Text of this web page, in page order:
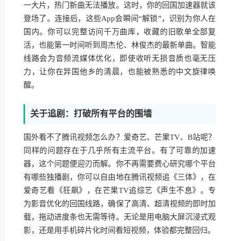
一大片，热门新曲无法播放。这时，你的回国加速器就该
登场了。连接后，这些App会瞬间“解锁”，识别为你人在
国内。你可以完整访问千万曲库，收藏的旧歌单全部复
活，也能第一时间听到周杰伦、林俊杰的最新单曲。智能
线路会为音频流媒体优化，即使收听无损音质也毫无压
力，让你在异国他乡的清晨，也能被熟悉的中文旋律唤
醒。
关于追剧：打破所有平台的围墙
国外看不了腾讯视频怎么办？爱奇艺、芒果TV、B站呢？
同样的问题存在于几乎所有主流平台。有了可靠的加速
器，这个问题便迎刃而解。你不再需要费心研究哪个平台
有哪些独播剧，你可以自由地在腾讯视频追《三体》，在
爱奇艺看《狂飙》，在芒果TV追综艺《声生不息》。专
为影音优化的回国线路，确保了高清、超清视频的即时加
载，拖动进度条也无需等待。无论是用电脑大屏沉浸式观
影，还是用手机碎片化时间看短视频，体验都完整回归。